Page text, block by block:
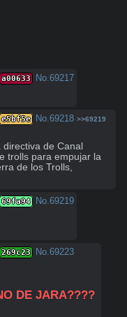
a00633 No.69217
e5bf5e No.69218 >>69219
de Canal
trolls para empujar la
de los Trolls,
69fa94 No.69219
269c23 No.69223
DE JARA????